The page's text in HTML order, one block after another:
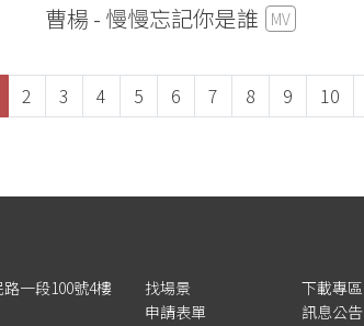
曹楊 - 慢慢忘記你是誰 MV
頁面
頁面
2 頁面
3 頁面
4 頁面
5 頁面
6 頁面
7 頁面
8 頁面
9 頁面
10
一段100號4樓
找場景
申請表單
下載專區
訊息公告